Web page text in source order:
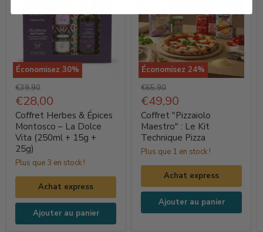
Économisez 30%
Coffret
Herbes
&
Épices
Montosco
–
La
Vita
(250ml
+
Prix
d'origine
€39,90
Prix
actuel
€28,00
Coffret Herbes & Épices
Montosco – La Dolce
Vita (250ml + 15g +
25g)
Plus que 3 en stock !
Achat express
Ajouter au panier
Économisez 24%
Coffret
"Pizzaiolo
Maestro"
Le
Kit
Technique
Pizza
Prix
d'origine
€65,90
Prix
actuel
€49,90
Coffret "Pizzaiolo
Maestro" : Le Kit
Technique Pizza
Plus que 1 en stock !
Achat express
Ajouter au panier